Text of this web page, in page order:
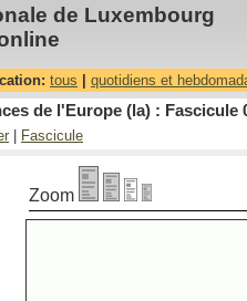
de Luxembourg
tous quotidiens et
de l'Europe (la) : Fascicule
Fascicule
Zoom